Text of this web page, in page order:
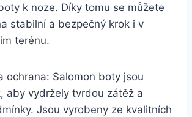
k noze. Díky tomu se můžete
stabilní ⁣a bezpečný krok i v
terénu.
ochrana: Salomon ⁢boty jsou
aby ⁣vydržely tvrdou zátěž⁣ a
Jsou vyrobeny ze kvalitních